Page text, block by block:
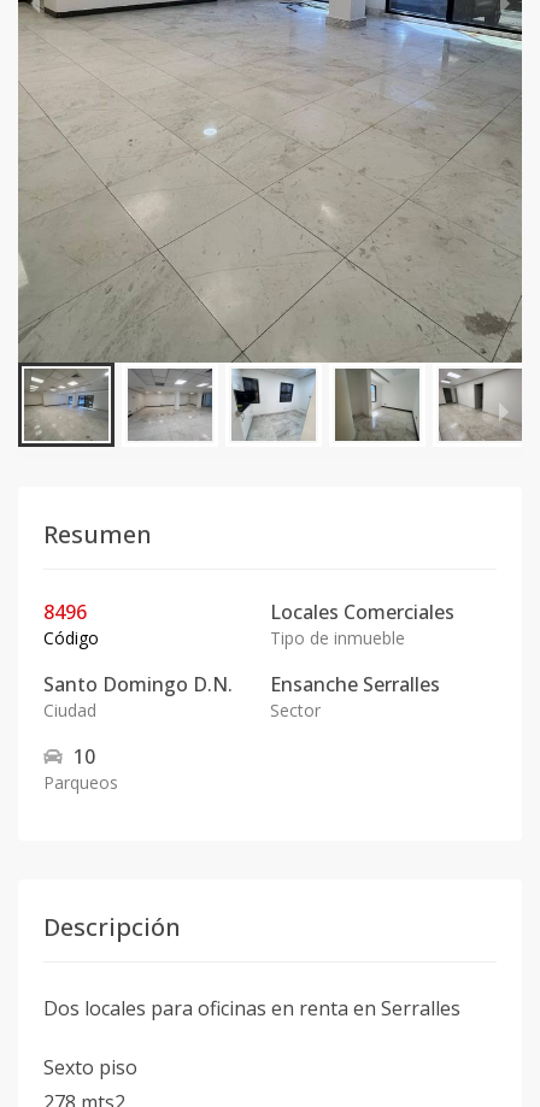
Resumen
8496
Código
Locales Comerciales
Tipo de inmueble
Santo Domingo D.N.
Ciudad
Ensanche Serralles
Sector
10
Parqueos
Descripción
Dos locales para oficinas en renta en Serralles
Sexto piso